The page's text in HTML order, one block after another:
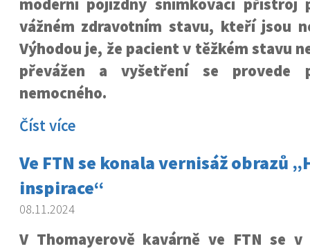
moderní pojízdný snímkovací přístroj
vážném zdravotním stavu, kteří jsou
Výhodou je, že pacient v těžkém stavu
převážen a vyšetření se provede
nemocného.
Číst více
Ve FTN se konala vernisáž obrazů
inspirace“
08.11.2024
V Thomayerově kavárně ve FTN se v